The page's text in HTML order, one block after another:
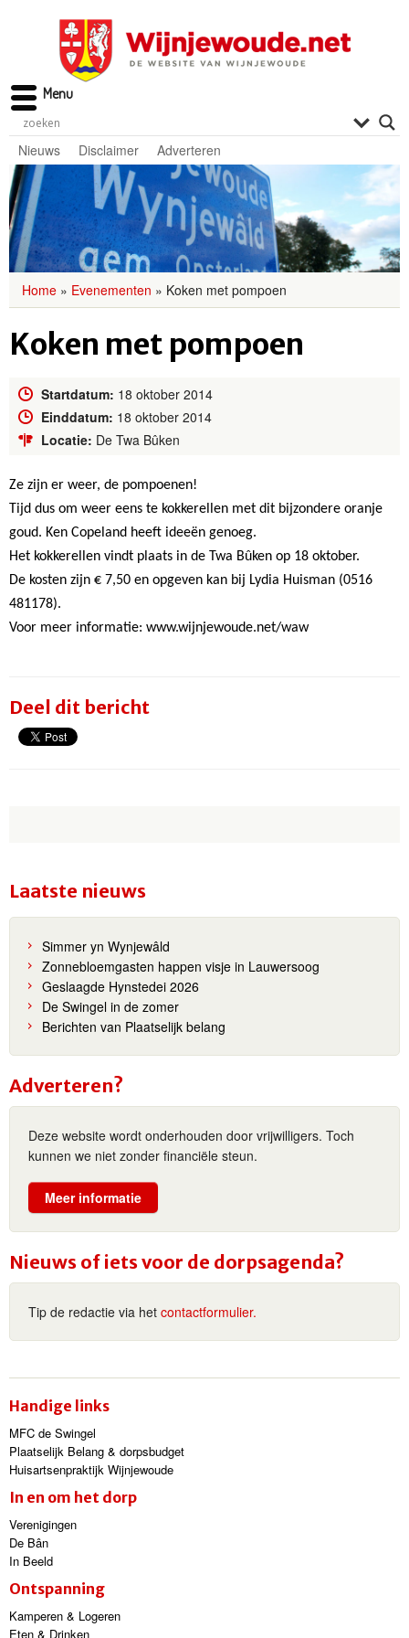
Nieuws Disclaimer Adverteren
Home » Evenementen » Koken met pompoen
Koken met pompoen
Startdatum: 18 oktober 2014
Einddatum: 18 oktober 2014
Locatie: De Twa Bûken
Ze zijn er weer, de pompoenen!
Tijd dus om weer eens te kokkerellen met dit bijzondere oranje
goud. Ken Copeland heeft ideeën genoeg.
Het kokkerellen vindt plaats in de Twa Bûken op 18 oktober.
De kosten zijn € 7,50 en opgeven kan bij Lydia Huisman (0516
481178).
Voor meer informatie: www.wijnjewoude.net/waw
Deel dit bericht
Laatste nieuws
Simmer yn Wynjewâld
Zonnebloemgasten happen visje in Lauwersoog
Geslaagde Hynstedei 2026
De Swingel in de zomer
Berichten van Plaatselijk belang
Adverteren?
Deze website wordt onderhouden door vrijwilligers. Toch
kunnen we niet zonder financiële steun.
Meer informatie
Nieuws of iets voor de dorpsagenda?
Tip de redactie via het contactformulier.
Handige links
MFC de Swingel
Plaatselijk Belang & dorpsbudget
Huisartsenpraktijk Wijnjewoude
In en om het dorp
Verenigingen
De Bân
In Beeld
Ontspanning
Kamperen & Logeren
Eten & Drinken
Menu